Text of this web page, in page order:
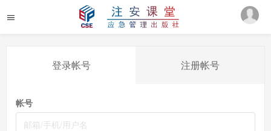
登录帐号 注册帐号
帐号